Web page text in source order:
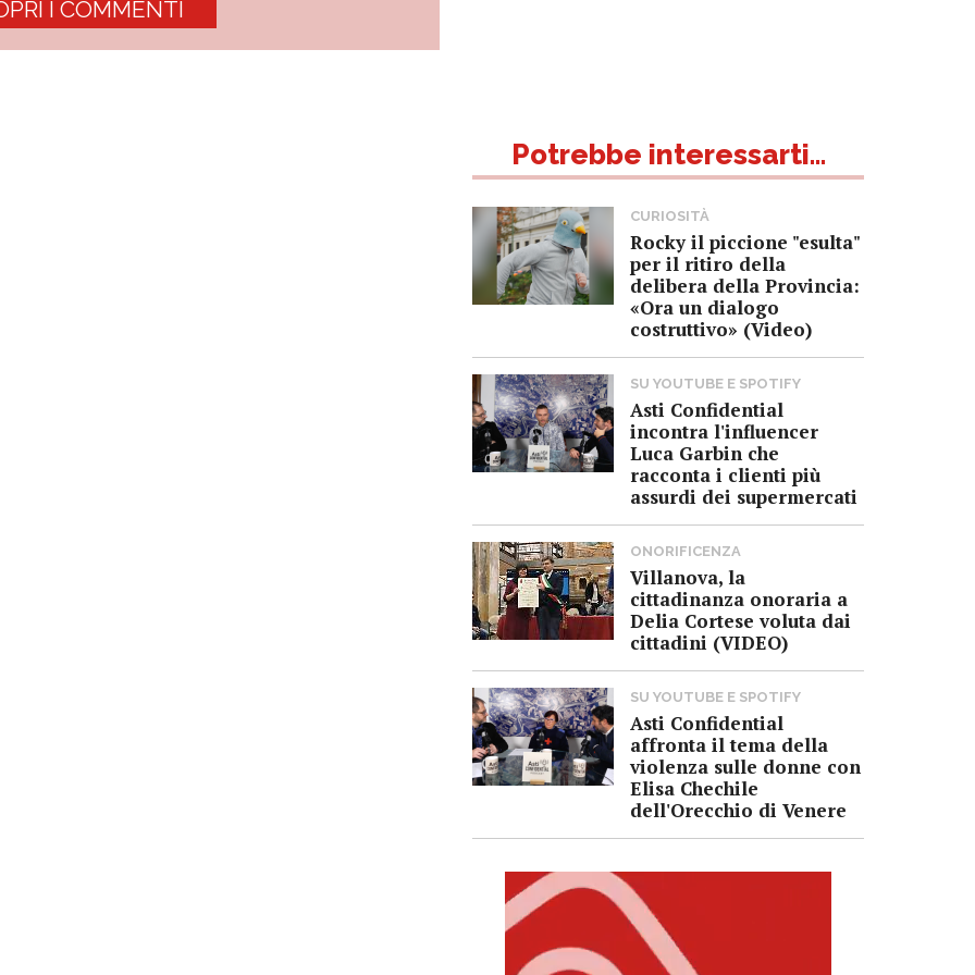
I COMMENTI
Potrebbe interessarti...
CURIOSITÀ
Rocky il piccione "esulta"
per il ritiro della
delibera della Provincia:
«Ora un dialogo
costruttivo» (Video)
SU YOUTUBE E SPOTIFY
Asti Confidential
incontra l'influencer
Luca Garbin che
racconta i clienti più
assurdi dei supermercati
ONORIFICENZA
Villanova, la
cittadinanza onoraria a
Delia Cortese voluta dai
cittadini (VIDEO)
SU YOUTUBE E SPOTIFY
Asti Confidential
affronta il tema della
violenza sulle donne con
Elisa Chechile
dell'Orecchio di Venere